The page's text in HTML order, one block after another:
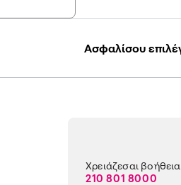
Ασφαλίσου
Χρειάζεσαι
210 801 8000